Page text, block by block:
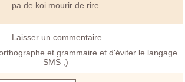
pa de koi mourir de rire
Laisser un commentaire
et grammaire et d'éviter le langage
SMS ;)